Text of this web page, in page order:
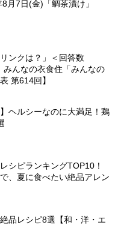
月7日(金)「鯛茶漬け」
ンクは？」＜回答数
んなの衣食住「みんなの
第614回】
ヘルシーなのに大満足！鶏
シピランキングTOP10！
、夏に食べたい絶品アレン
品レシピ8選【和・洋・エ